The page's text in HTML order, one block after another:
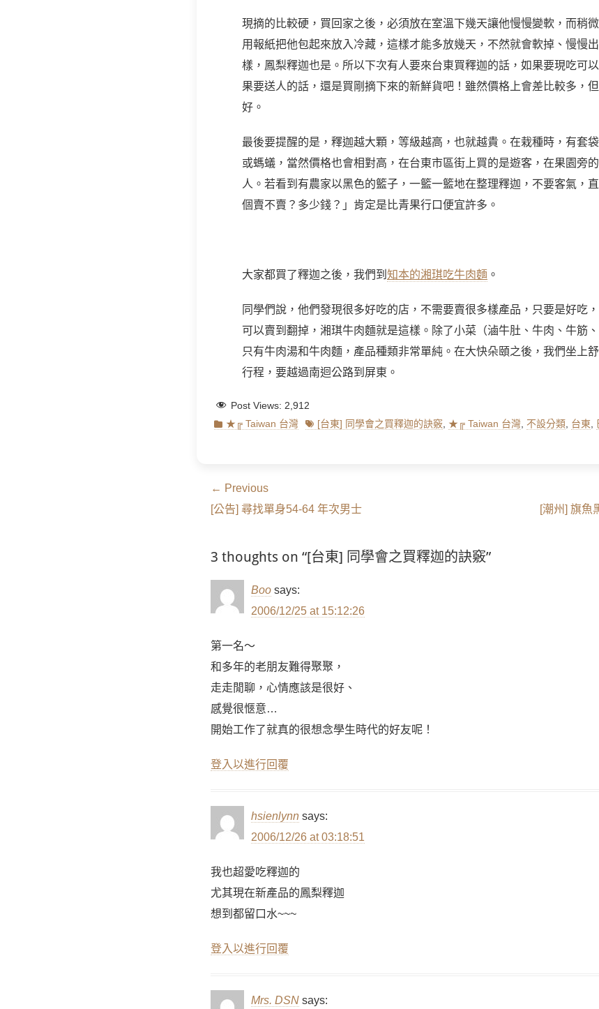
現摘的比較硬，買回家之後，必須放在室溫下幾天讓他慢慢變軟，而稍
用報紙把他包起來放入冷藏，這樣才能多放幾天，不然就會軟掉、慢慢
樣，鳳梨釋迦也是。所以下次有人要來台東買釋迦的話，如果要現吃可
果要送人的話，還是買剛摘下來的新鮮貨吧！雖然價格上會差比較多，
好。
最後要提醒的是，釋迦越大顆，等級越高，也就越貴。在栽種時，有套
或螞蟻，當然價格也會相對高，在台東市區街上買的是遊客，在果園旁
人。若看到有農家以黑色的籃子，一籃一籃地在整理釋迦，不要客氣，
個賣不賣？多少錢？」肯定是比青果行口便宜許多。
大家都買了釋迦之後，我們到 知本的湘琪吃牛肉麵 。
同學們說，他們發現很多好吃的店，不需要賣很多樣產品，只要是好吃
可以賣到翻掉，湘琪牛肉麵就是這樣。除了小菜（滷牛肚、牛肉、牛筋
只有牛肉湯和牛肉麵，產品種類非常單純。在大快朵頤之後，我們坐上
行程，要越過南迴公路到屏東。
Post Views: 2,912
Categories
★╔ Taiwan 台灣 Tags[台東] 同學會之買釋迦的訣竅 ★╔ Taiwan 台灣 不設分類 台東
文
章
覽
← Previous
Previous
[公告] 尋找單身54-64 年次男士 [潮州] 旗魚
3 thoughts on “[台東] 同學會之買釋迦的訣竅”
Boo says:
2006/12/25 at 15:12:26
第一名～
和多年的老朋友難得聚聚，
走走閒聊，心情應該是很好、
感覺很愜意…
開始工作了就真的很想念學生時代的好友呢！
登入以進行回覆
hsienlynn says:
2006/12/26 at 03:18:51
我也超愛吃釋迦的
尤其現在新產品的鳳梨釋迦
想到都留口水~~~
登入以進行回覆
Mrs. DSN says: